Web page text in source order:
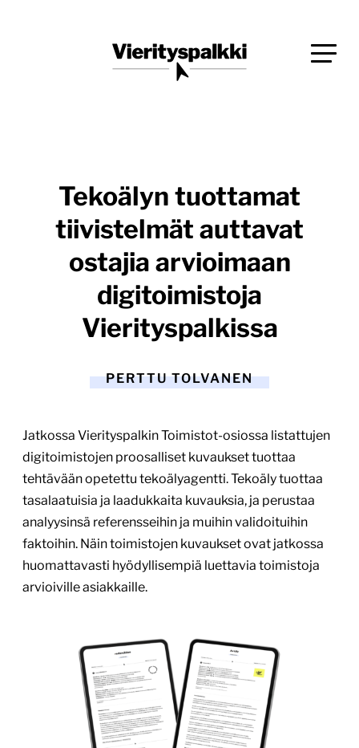
Vierityspalkki.fi
Tekoälyn tuottamat
tiivistelmät auttavat
ostajia arvioimaan
digitoimistoja
Vierityspalkissa
PERTTU TOLVANEN
Jatkossa Vierityspalkin Toimistot-osiossa listattujen
digitoimistojen proosalliset kuvaukset tuottaa
tehtävään opetettu tekoälyagentti. Tekoäly tuottaa
tasalaatuisia ja laadukkaita kuvauksia, ja perustaa
analyysinsä referensseihin ja muihin validoituihin
faktoihin. Näin toimistojen kuvaukset ovat jatkossa
huomattavasti hyödyllisempiä luettavia toimistoja
arvioiville asiakkaille.